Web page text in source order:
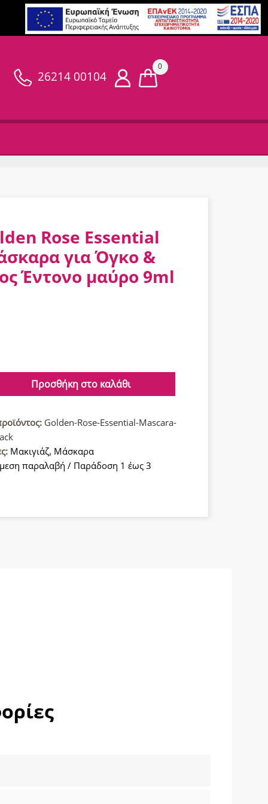
26214 00104
0
Rose Essential
για Όγκο &
Έντονο μαύρο 9ml
Προσθήκη στο καλάθι
Golden-Rose-Essential-Mascara-
Μακιγιάζ, Μάσκαρα
παραλαβή / Παράδοση 1 έως 3